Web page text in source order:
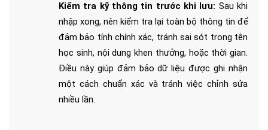
Kiểm tra kỹ thông tin trước khi lưu: Sau khi
nhập xong, nên kiểm tra lại toàn bộ thông tin để
đảm bảo tính chính xác, tránh sai sót trong tên
học sinh, nội dung khen thưởng, hoặc thời gian.
Điều này giúp đảm bảo dữ liệu được ghi nhận
một cách chuẩn xác và tránh việc chỉnh sửa
nhiều lần.